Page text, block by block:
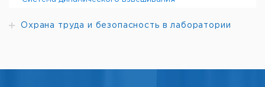
Охрана труда и безопасность в лаборатории